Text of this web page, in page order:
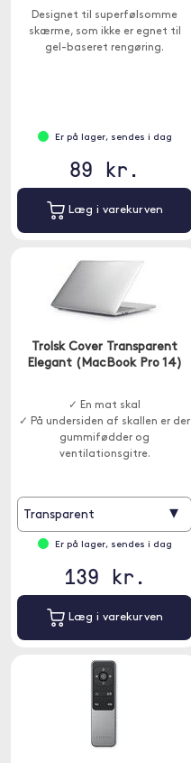
Designet til superfølsomme
skærme, som ikke er egnet til
gel-baseret rengøring.
Er på lager, sendes i dag
89 kr.
Læg i varekurven
Trolsk Cover Transparent
Elegant (MacBook Pro 14)
✓ En mat skal
✓ På undersiden af skallen er der
gummifødder og
ventilationsgitre.
Transparent ▾
Er på lager, sendes i dag
139 kr.
Læg i varekurven